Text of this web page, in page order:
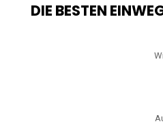
DIE BESTEN